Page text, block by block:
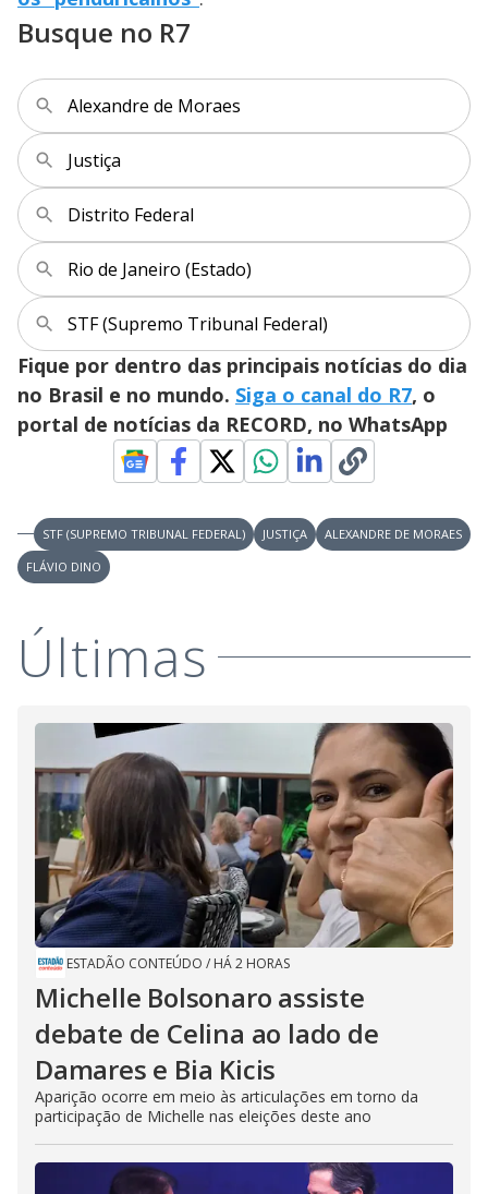
d
e
o
Busque no R7
Alexandre de Moraes
Justiça
Distrito Federal
Rio de Janeiro (Estado)
STF (Supremo Tribunal Federal)
Fique por dentro das principais notícias do dia
no Brasil e no mundo. Siga o canal do R7, o
portal de notícias da RECORD, no WhatsApp
STF (SUPREMO TRIBUNAL FEDERAL) JUSTIÇA
ALEXANDRE DE MORAES
FLÁVIO DINO
Últimas
ESTADÃO CONTEÚDO / HÁ 2 HORAS
Michelle Bolsonaro assiste
debate de Celina ao lado de
Damares e Bia Kicis
Aparição ocorre em meio às articulações em torno da
participação de Michelle nas eleições deste ano